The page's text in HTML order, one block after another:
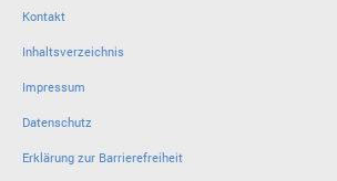
Kontakt
Inhaltsverzeichnis
Impressum
Datenschutz
Erklärung zur Barrierefreiheit